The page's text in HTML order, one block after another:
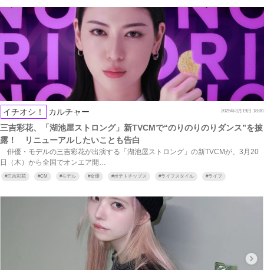
イチオシ！ カルチャー 2025年3月19日 18:00
三吉彩花、「湖池屋ストロング」新TVCMで“のりのりのりダンス”を披
露！ リニューアルしたいことも告白
俳優・モデルの三吉彩花が出演する「湖池屋ストロング」の新TVCMが、3月20
日（木）から全国でオンエア開…
#三吉彩花 #CM #モデル #女優 #ポテトチップス #ライフスタイル #ライフ